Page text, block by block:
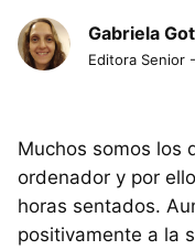
Gabriela
Editora Senior
Muchos somos los
ordenador y por
horas sentados.
positivamente a la